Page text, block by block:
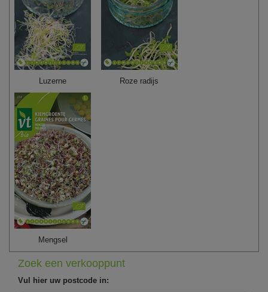
Luzerne Roze radijs
Mengsel
Zoek een verkooppunt
Vul hier uw postcode in: